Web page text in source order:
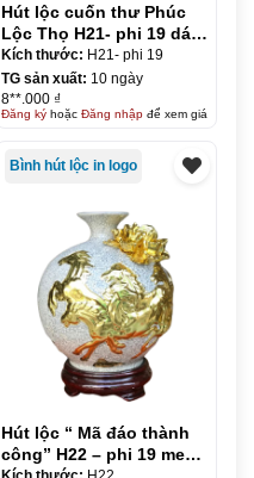
Hút lộc cuốn thư Phúc
Lộc Thọ H21- phi 19 dát
vàng
Kích thước: H21- phi 19
TG sản xuất: 10 ngày
8**.000 ₫
Đăng kýhoặc Đăng nhậpđể xem giá
Bình hút lộc in logo
Hút lộc “ Mã đáo thành
công” H22 – phi 19 men